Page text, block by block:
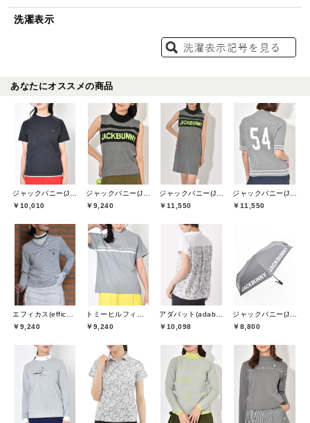
洗濯表示
あなたにオススメの商品
￥10,010
￥9,240
￥11,550
￥11,550
￥9,240
￥9,240
￥10,098
￥8,800